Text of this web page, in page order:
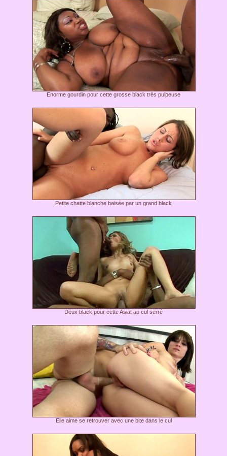
Enorme gourdin pour cette grosse black très pulpeuse
Petite chatte blanche baisée par un grand black
Deux black pour cette Asiat au cul serré
Elle aime se retrouver avec une bite dans le cul